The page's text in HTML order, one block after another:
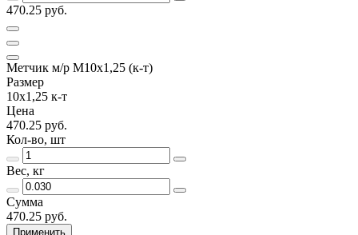
470.25 руб.
Метчик м/р М10х1,25 (к-т)
Размер
10х1,25 к-т
Цена
470.25 руб.
Кол-во, шт
Вес, кг
Сумма
470.25 руб.
Применить